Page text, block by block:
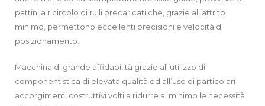
pattini a ricircolo di rulli precaricati che, grazie all’attrito
minimo, permettono eccellenti precisioni e velocità di
posizionamento.
Macchina di grande affidabilità grazie all’utilizzo di
componentistica di elevata qualità ed all’uso di particolari
accorgimenti costruttivi volti a ridurre al minimo le necessità